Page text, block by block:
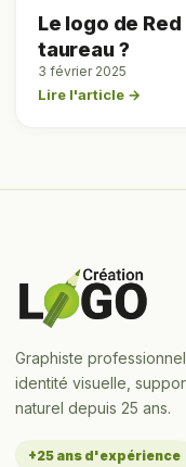
Le logo de
taureau ?
3 février 2025
Lire l'article →
Graphiste
identité visuelle,
naturel depuis 25 ans.
+25 ans d'expérience